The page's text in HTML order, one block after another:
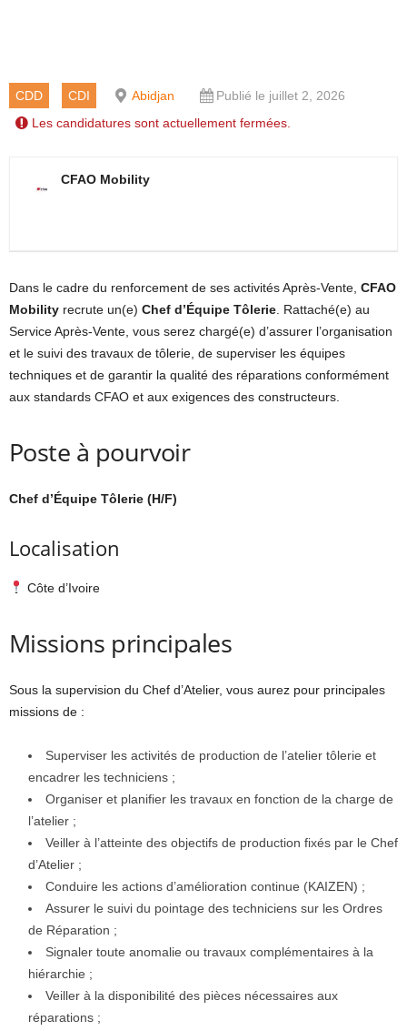
CDD CDI Abidjan
Publié le juillet 2, 2026
Les candidatures sont actuellement fermées.
CFAO Mobility
Dans le cadre du renforcement de ses activités Après-Vente, CFAO
Mobility recrute un(e) Chef d’Équipe Tôlerie . Rattaché(e) au
Service Après-Vente, vous serez chargé(e) d’assurer l’organisation
et le suivi des travaux de tôlerie, de superviser les équipes
techniques et de garantir la qualité des réparations conformément
aux standards CFAO et aux exigences des constructeurs.
Poste à pourvoir
Chef d’Équipe Tôlerie (H/F)
Localisation
Côte d’Ivoire
Missions principales
Sous la supervision du Chef d’Atelier, vous aurez pour principales
missions de :
Superviser les activités de production de l’atelier tôlerie et
encadrer les techniciens ;
Organiser et planifier les travaux en fonction de la charge de
l’atelier ;
Veiller à l’atteinte des objectifs de production fixés par le Chef
d’Atelier ;
Conduire les actions d’amélioration continue (KAIZEN) ;
Assurer le suivi du pointage des techniciens sur les Ordres
de Réparation ;
Signaler toute anomalie ou travaux complémentaires à la
hiérarchie ;
Veiller à la disponibilité des pièces nécessaires aux
réparations ;